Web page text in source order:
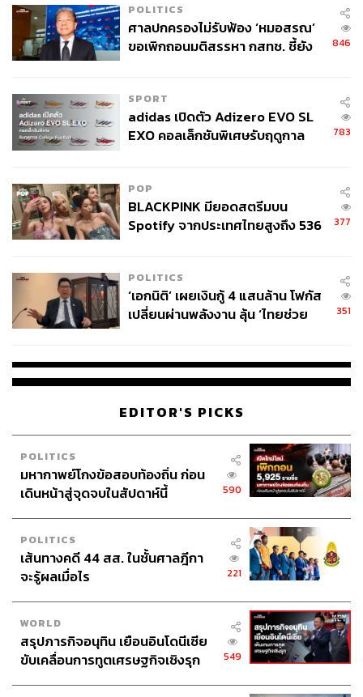
POLITICS
ศาลปกครองไม่รับฟ้อง ‘หมอสรณ’
ขอเพิกถอนมติสรรหา กสทช. ชี้ยัง
846
SPORT
adidas เปิดตัว Adizero EVO SL
EXO คอลเล็กชันพิเศษรับฤดูกาล
783
POP
BLACKPINK มียอดสตรีมบน
Spotify จากประเทศไทยสูงถึง 536
377
POLITICS
‘เอกนิติ’ เผยเงินกู้ 4 แสนล้าน โฟกัส
เปลี่ยนผ่านพลังงาน ลุ้น ‘ไทยช่วย
351
EDITOR'S PICKS
POLITICS
มหากาพย์โกงข้อสอบท้องถิ่น ก่อน
เดินหน้าสู่จุดจบในสัปดาห์นี้
590
POLITICS
เส้นทางคดี 44 สส. ในชั้นศาลฎีกา
จะรู้ผลเมื่อไร
221
WORLD
สรุปภารกิจอนุทิน เยือนอินโดนีเซีย
ขับเคลื่อนการทูตเศรษฐกิจเชิงรุก
549